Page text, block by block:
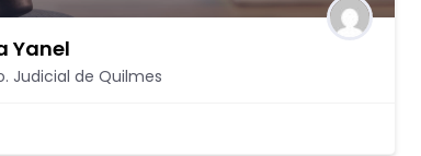
Yanel
Judicial de Quilmes